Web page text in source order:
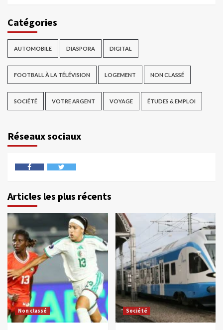
Catégories
AUTOMOBILE DIASPORA DIGITAL
FOOTBALL À LA TÉLÉVISION LOGEMENT NON CLASSÉ
SOCIÉTÉ VOTRE ARGENT VOYAGE ÉTUDES & EMPLOI
Réseaux sociaux
Articles les plus récents
Non classé Société